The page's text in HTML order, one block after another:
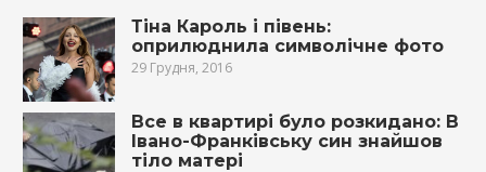
Тіна Кароль і півень:
оприлюднила символічне фото
29 Грудня, 2016
Все в квартирі було розкидано: В
Івано-Франківську син знайшов
тіло матері